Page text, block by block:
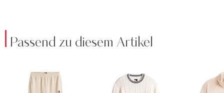
Passend zu diesem Artikel